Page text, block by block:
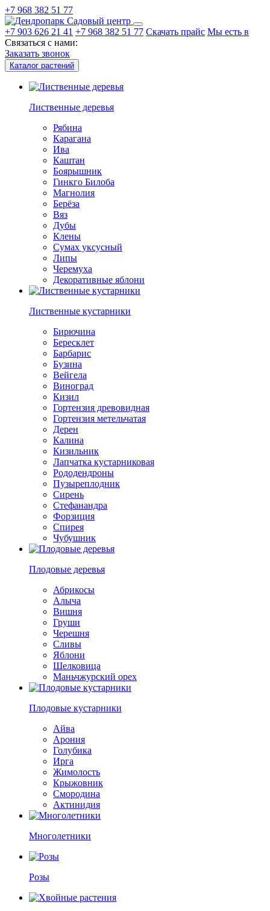
+7 968 382 51 77
Садовый центр
+7 903 626 21 41 +7 968 382 51 77 Скачать прайс Мы есть в
Связаться с нами:
Заказать звонок
Каталог растений
Лиственные деревья
Рябина
Карагана
Ива
Каштан
Боярышник
Гинкго Билоба
Магнолия
Берёза
Вяз
Дубы
Клены
Сумах уксусный
Липы
Черемуха
Декоративные яблони
Лиственные кустарники
Бирючина
Бересклет
Барбарис
Бузина
Вейгела
Виноград
Кизил
Гортензия древовидная
Гортензия метельчатая
Дерен
Калина
Кизильник
Лапчатка кустарниковая
Рододендроны
Пузыреплодник
Сирень
Стефанандра
Форзиция
Спирея
Чубушник
Плодовые деревья
Абрикосы
Алыча
Вишня
Груши
Черешня
Сливы
Яблони
Шелковица
Маньчжурский орех
Плодовые кустарники
Айва
Арония
Голубика
Ирга
Жимолость
Крыжовник
Смородина
Актинидия
Многолетники
Розы